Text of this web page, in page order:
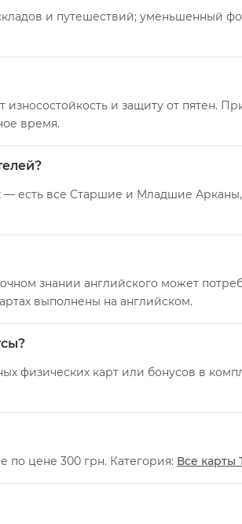
и путешествий; уменьшенный
и защиту от пятен.
время.
— есть все Старшие и Младшие
знании английского может
выполнены на английском.
физических карт или бонусов в
по цене 300 грн. Категория: Все карты